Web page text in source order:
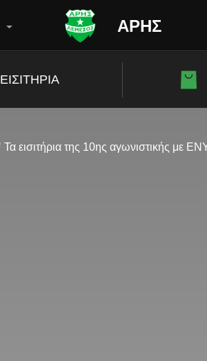
ΑΡΗΣ
ΕΙΣΙΤΗΡΙΑ
Τα εισιτήρια της 10ης αγωνιστικής με